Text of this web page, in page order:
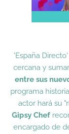
'España
cercana y
entre sus
programa
actor hará su
Gipsy Chef
encargado de